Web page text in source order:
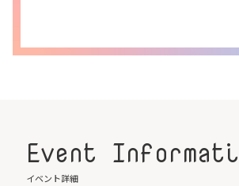
Event
イベント詳細